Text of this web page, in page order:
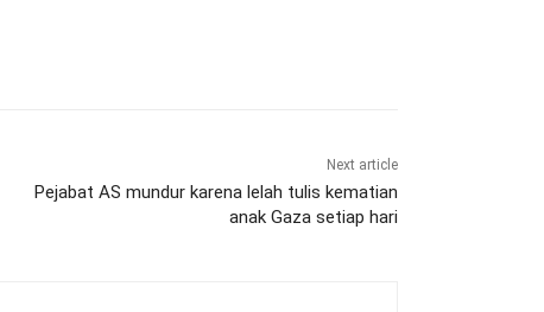
Next article
Pejabat AS mundur karena lelah tulis kematian
anak Gaza setiap hari